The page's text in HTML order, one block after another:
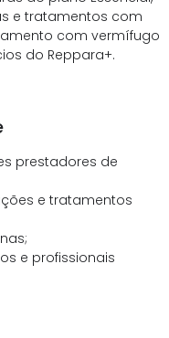
e tratamentos com
com vermífugo
do Reppara+.
prestadores de
e tratamentos
e profissionais